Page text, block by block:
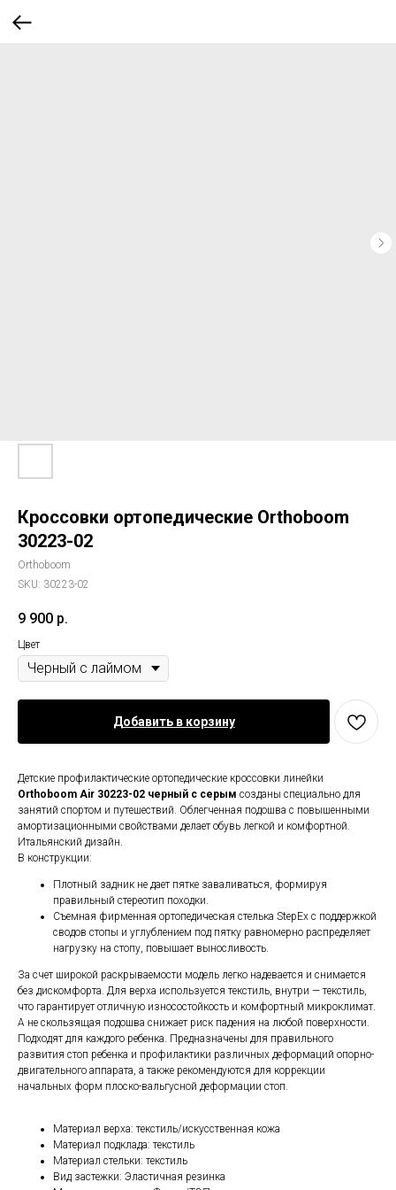
Кроссовки ортопедические Orthoboom
30223-02
Orthoboom
SKU: 30223-02
9 900 р.
Цвет
Добавить в корзину
Детские профилактические ортопедические кроссовки линейки
Orthoboom Air 30223-02 черный с серым созданы специально для
занятий спортом и путешествий. Облегченная подошва с повышенными
амортизационными свойствами делает обувь легкой и комфортной.
Итальянский дизайн.
В конструкции:
Плотный задник не дает пятке заваливаться, формируя
правильный стереотип походки.
Съемная фирменная ортопедическая стелька StepEx c поддержкой
сводов стопы и углублением под пятку равномерно распределяет
нагрузку на стопу, повышает выносливость.
За счет широкой раскрываемости модель легко надевается и снимается
без дискомфорта. Для верха используется текстиль, внутри — текстиль,
что гарантирует отличную износостойкость и комфортный микроклимат.
А не скользящая подошва снижает риск падения на любой поверхности.
Подходят для каждого ребенка. Предназначены для правильного
развития стоп ребенка и профилактики различных деформаций опорно-
двигательного аппарата, а также рекомендуются для коррекции
начальных форм плоско-вальгусной деформации стоп.
Материал верха: текстиль/искусственная кожа
Материал подклада: текстиль
Материал стельки: текстиль
Вид застежки: Эластичная резинка